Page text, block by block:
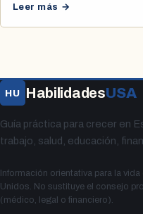
Leer más →
HU HabilidadesUSA
Guía práctica para crecer en
trabajo, salud, educación,
Información orientativa para la
Unidos. No sustituye el consejo
(médico, legal o financiero).